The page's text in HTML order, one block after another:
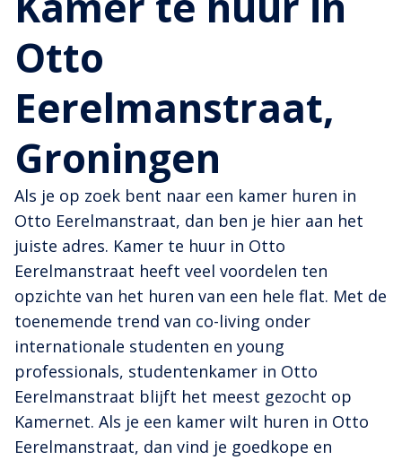
Otto
Eerelmanstraat,
Groningen
Als je op zoek bent naar een kamer huren in
Otto Eerelmanstraat, dan ben je hier aan het
juiste adres. Kamer te huur in Otto
Eerelmanstraat heeft veel voordelen ten
opzichte van het huren van een hele flat. Met de
toenemende trend van co-living onder
internationale studenten en young
professionals, studentenkamer in Otto
Eerelmanstraat blijft het meest gezocht op
Kamernet. Als je een kamer wilt huren in Otto
Eerelmanstraat, dan vind je goedkope en